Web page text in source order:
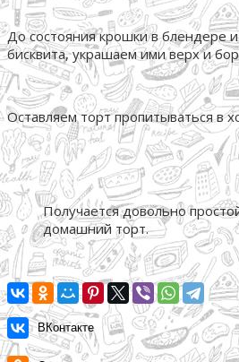
До состояния крошки в блендере
бисквита, украшаем ими верх и
Оставляем торт пропитываться в
Получается довольно
домашний торт.
ВКонтакте